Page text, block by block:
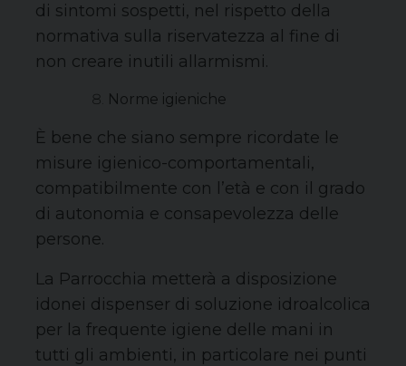
di sintomi sospetti, nel rispetto della
normativa sulla riservatezza al fine di
non creare inutili allarmismi.
Norme igieniche
È bene che siano sempre ricordate le
misure igienico-comportamentali,
compatibilmente con l’età e con il grado
di autonomia e consapevolezza delle
persone.
La Parrocchia metterà a disposizione
idonei dispenser di soluzione idroalcolica
per la frequente igiene delle mani in
tutti gli ambienti, in particolare nei punti